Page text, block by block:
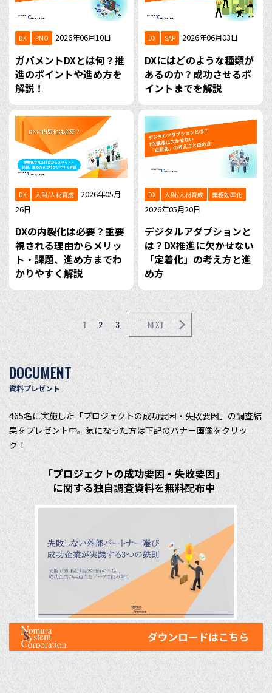
DX PMO 2026年06月10日
ガバメントDXとは何？推
進のポイントや進め方を
解説！
DX SAP 2026年06月03日
DXにはどのような種類が
あるのか？成功させるポ
イントまでを解説
DX 人財/人材育成
2026年05月
26日
DXの内製化は必要？重要
視される理由からメリッ
ト・課題、進め方までわ
かりやすく解説
DX 人財/人材育成 業務効率化
2026年05月20日
デジタルアダプションと
は？DX推進に欠かせない
「定着化」の考え方と進
め方
1 2 3 NEXT
DOCUMENT
資料プレゼント
465名に実施した「プロジェクトの成功要因・失敗要因」の調査結
果をプレゼント中。気になった方は下記のバナー画像をクリッ
ク！